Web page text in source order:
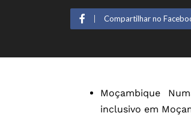
Compartilhar no
Moçambique
inclusivo em